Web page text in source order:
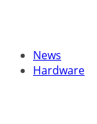
News
Hardware